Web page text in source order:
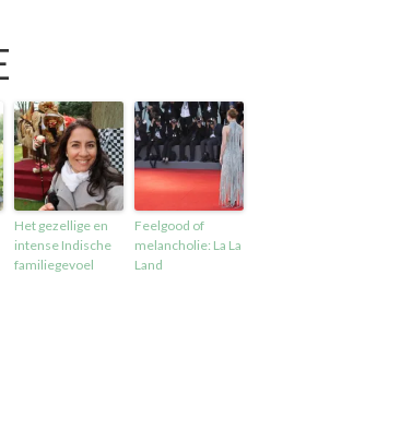
Het gezellige en
intense Indische
familiegevoel
Feelgood of
melancholie: La La
Land